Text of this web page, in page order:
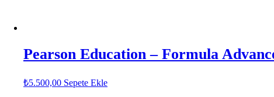
Pearson Education – Formula
₺5.500,00 Sepete Ekle